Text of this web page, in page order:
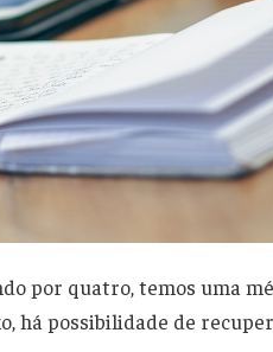
por quatro, temos uma
há possibilidade de